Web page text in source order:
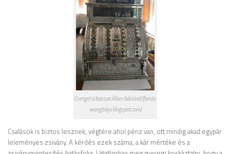
Csenget a kassza Állam bácsinál (forrás:
wangfolyo.blogspot.com)
Csalások is biztos lesznek, végtére ahol pénz van, ott mindig akad egypár
leleményes zsivány. A kérdés ezek száma, a kár mértéke és a